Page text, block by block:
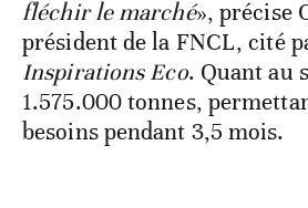
fléchir le marché», précise
président de la FNCL, cité
Inspirations Eco. Quant au
1.575.000 tonnes,
besoins pendant 3,5 mois.